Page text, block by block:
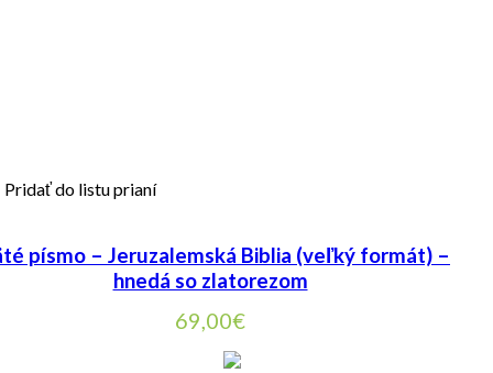
Pridať do listu prianí
písmo – Jeruzalemská Biblia (veľký formát) –
hnedá so zlatorezom
69,00€